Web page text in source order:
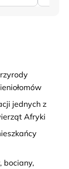
jednych z
Afryki
bociany,